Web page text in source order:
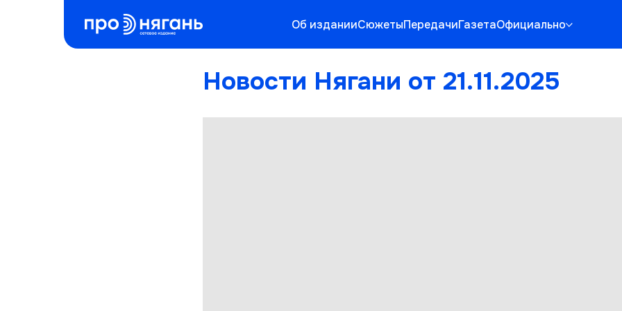
Об изданииСюжетыПередачиГазетаОфициально
Новости Нягани от 21.11.2025